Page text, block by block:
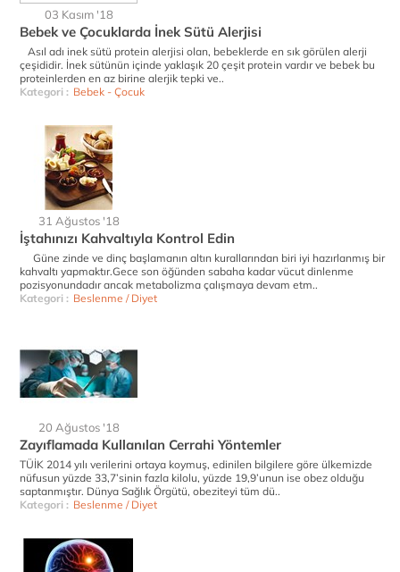
03 Kasım '18
Bebek ve Çocuklarda İnek Sütü Alerjisi
Asıl adı inek sütü protein alerjisi olan, bebeklerde en sık görülen alerji
çeşididir. İnek sütünün içinde yaklaşık 20 çeşit protein vardır ve bebek bu
proteinlerden en az birine alerjik tepki ve..
Kategori : Bebek - Çocuk
31 Ağustos '18
İştahınızı Kahvaltıyla Kontrol Edin
Güne zinde ve dinç başlamanın altın kurallarından biri iyi hazırlanmış bir
kahvaltı yapmaktır.Gece son öğünden sabaha kadar vücut dinlenme
pozisyonundadır ancak metabolizma çalışmaya devam etm..
Kategori : Beslenme / Diyet
20 Ağustos '18
Zayıflamada Kullanılan Cerrahi Yöntemler
TÜİK 2014 yılı verilerini ortaya koymuş, edinilen bilgilere göre ülkemizde
nüfusun yüzde 33,7’sinin fazla kilolu, yüzde 19,9’unun ise obez olduğu
saptanmıştır. Dünya Sağlık Örgütü, obeziteyi tüm dü..
Kategori : Beslenme / Diyet